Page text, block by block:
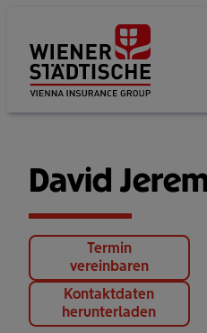
David
Termin
vereinbaren
Kontaktdaten
herunterladen